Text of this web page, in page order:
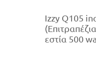
Izzy Q105
εστία 500